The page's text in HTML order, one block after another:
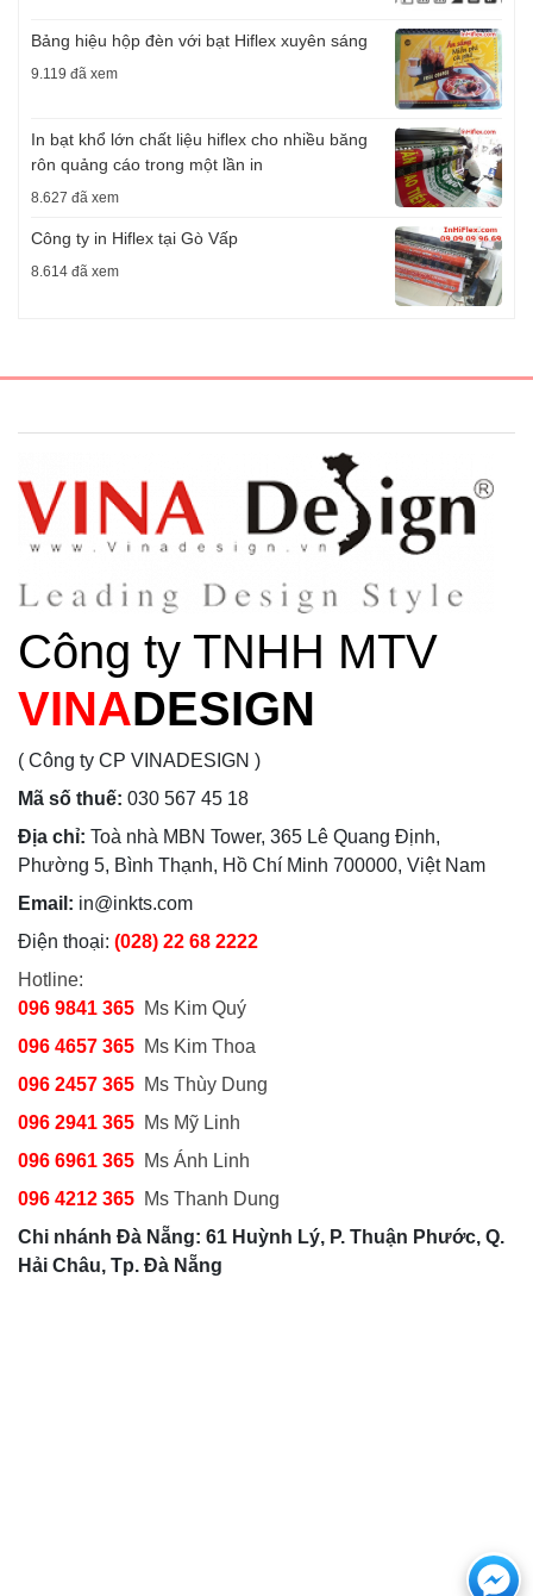
Bảng hiệu hộp đèn với bạt Hiflex xuyên sáng
9.119 đã xem
In bạt khổ lớn chất liệu hiflex cho nhiều băng
rôn quảng cáo trong một lần in
8.627 đã xem
Công ty in Hiflex tại Gò Vấp
8.614 đã xem
Công ty TNHH MTV
VINADESIGN
( Công ty CP VINADESIGN )
Mã số thuế: 030 567 45 18
Địa chỉ: Toà nhà MBN Tower, 365 Lê Quang Định,
Phường 5, Bình Thạnh, Hồ Chí Minh 700000, Việt Nam
Email: in@inkts.com
Điện thoại: (028) 22 68 2222
Hotline:
096 9841 365 Ms Kim Quý
096 4657 365 Ms Kim Thoa
096 2457 365 Ms Thùy Dung
096 2941 365 Ms Mỹ Linh
096 6961 365 Ms Ánh Linh
096 4212 365 Ms Thanh Dung
Chi nhánh Đà Nẵng: 61 Huỳnh Lý, P. Thuận Phước, Q.
Hải Châu, Tp. Đà Nẵng